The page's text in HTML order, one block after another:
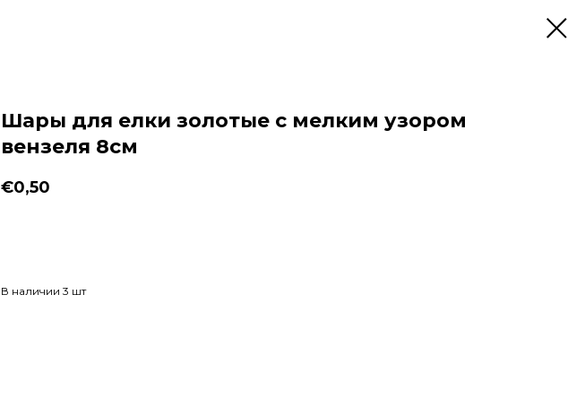
Шары для елки золотые с мелким узором
вензеля 8см
€0,50
В наличии 3 шт